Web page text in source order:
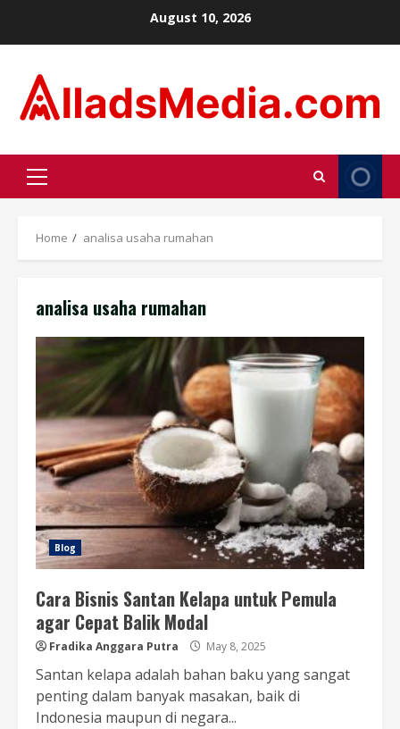
August 10, 2026
Primary
Menu
Home analisa usaha rumahan
analisa usaha rumahan
Blog
Cara Bisnis Santan Kelapa untuk Pemula
agar Cepat Balik Modal
Fradika Anggara Putra May 8, 2025
Santan kelapa adalah bahan baku yang sangat
penting dalam banyak masakan, baik di
Indonesia maupun di negara...